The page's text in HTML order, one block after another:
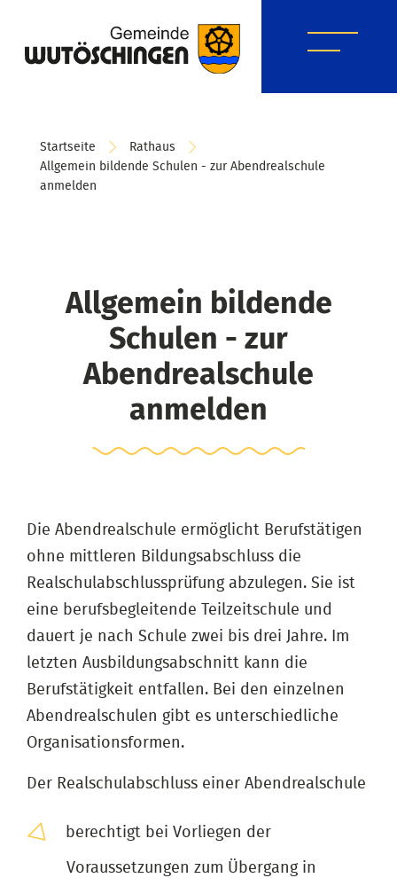
Startseite
Rathaus
Allgemein bildende Schulen - zur Abendrealschule
anmelden
Allgemein bildende
Schulen - zur
Abendrealschule
anmelden
Die Abendrealschule ermöglicht Berufstätigen
ohne mittleren Bildungsabschluss die
Realschulabschlussprüfung abzulegen. Sie ist
eine berufsbegleitende Teilzeitschule und
dauert je nach Schule zwei bis drei Jahre. Im
letzten Ausbildungsabschnitt kann die
Berufstätigkeit entfallen. Bei den einzelnen
Abendrealschulen gibt es unterschiedliche
Organisationsformen.
Der Realschulabschluss einer Abendrealschule
berechtigt bei Vorliegen der
Voraussetzungen zum Übergang in